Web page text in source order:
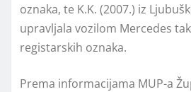
oznaka, te K.K. (2007.) iz
upravljala vozilom Mercedes
registarskih oznaka.
Prema informacijama MUP-a